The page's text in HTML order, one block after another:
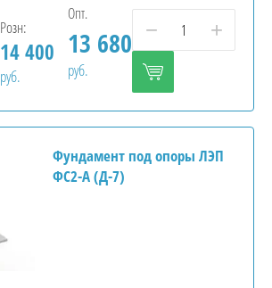
Розн:
14 400
руб.
Опт.
13 680
руб.
− +
Фундамент под опоры ЛЭП
ФС2-А (Д-7)